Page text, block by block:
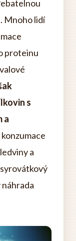
Mnoho lidí
proteinu
s
a
a